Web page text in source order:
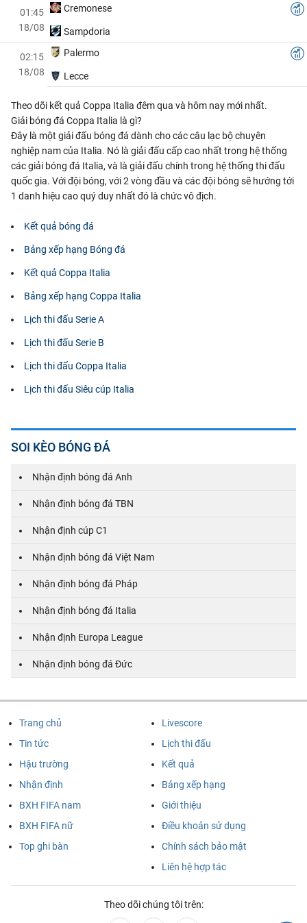
01:45
18/08
Cremonese
Sampdoria
02:15
18/08
Palermo
Lecce
Theo dõi kết quả Coppa Italia đêm qua và hôm nay mới nhất.
Giải bóng đá Coppa Italia là gì?
Đây là một giải đấu bóng đá dành cho các câu lạc bộ chuyên
nghiệp nam của Italia. Nó là giải đấu cấp cao nhất trong hệ thống
các giải bóng đá Italia, và là giải đấu chính trong hệ thống thi đấu
quốc gia. Với đội bóng, với 2 vòng đầu và các đội bóng sẽ hướng tới
1 danh hiệu cao quý duy nhất đó là chức vô địch.
Kết quả bóng đá
Bảng xếp hạng Bóng đá
Kết quả Coppa Italia
Bảng xếp hạng Coppa Italia
Lịch thi đấu Serie A
Lịch thi đấu Serie B
Lịch thi đấu Coppa Italia
Lịch thi đấu Siêu cúp Italia
SOI KÈO BÓNG ĐÁ
Nhận định bóng đá Anh
Nhận định bóng đá TBN
Nhận định cúp C1
Nhận định bóng đá Việt Nam
Nhận định bóng đá Pháp
Nhận định bóng đá Italia
Nhận định Europa League
Nhận định bóng đá Đức
Trang chủ
Tin tức
Hậu trường
Nhận định
Livescore
Lịch thi đấu
Kết quả
Bảng xếp hạng
BXH FIFA nam
BXH FIFA nữ
Top ghi bàn
Giới thiệu
Điều khoản sử dụng
Chính sách bảo mật
Liên hệ hợp tác
Theo dõi chúng tôi trên: